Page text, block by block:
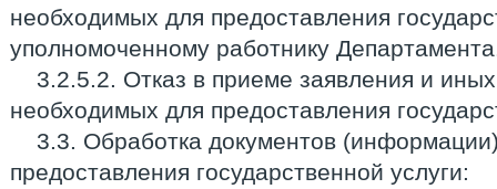
необходимых для предоставления
уполномоченному работнику
3.2.5.2. Отказ в приеме заявления и
необходимых для предоставления
3.3. Обработка документов
предоставления государственной услуги: